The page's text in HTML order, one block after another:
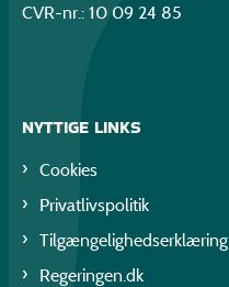
CVR-nr.: 10 09 24 85
NYTTIGE LINKS
Cookies
Privatlivspolitik
Tilgængelighedserklæring
Regeringen.dk